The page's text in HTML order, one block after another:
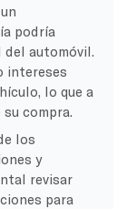
podría
automóvil.
intereses
lo que a
compra.
los
y
revisar
para